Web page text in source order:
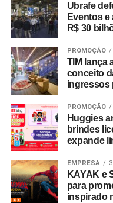
Ubrafe
Eventos
R$ 30
PROMOÇÃO
TIM lança
conceito
ingressos
PROMOÇÃO
Huggies
brindes
expande
EMPRESA
KAYAK e
para
inspirado